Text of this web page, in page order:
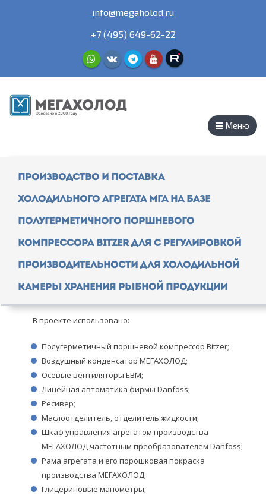
info@megaholod.ru
+7 (495) 649-62-22
Меню
Производство и поставка
холодильного агрегата МГА на базе
полугерметичного поршневого
компрессора Bitzer для с регулировкой
производительности для холодильной
камеры хранения рыбной продукции
В проекте использовано:
Полугерметичный поршневой компрессор Bitzer;
Воздушный конденсатор МЕГАХОЛОД;
Осевые вентиляторы ЕВМ;
Линейная автоматика фирмы Danfoss;
Ресивер;
Маслоотделитель, отделитель жидкости;
Шкаф управления агрегатом производства
МЕГАХОЛОД частотным преобразователем Danfoss;
Рама агрегата и его порошковая покраска
производства МЕГАХОЛОД;
Глицериновые манометры;